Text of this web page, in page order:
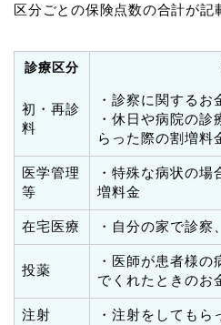
区分ごとの保険点数の合計が記
診療区分
初・再診
料
・診察に関するお
・休日や病院の診
らった際の割増料
医学管理
等
・特殊な病状の場
増料金
在宅医療 ・自分の家で診
投薬
・医師が患者様
でくれたときのお
注射 ・注射をしてもら